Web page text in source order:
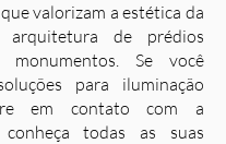
valorizam a estética da
de prédios
Se você
para iluminação
em contato com a
todas as suas